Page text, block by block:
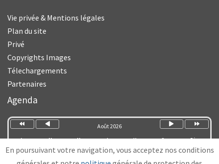
Vie privée & Mentions légales
Plan du site
Privé
Copyrights Images
Télechargements
Partenaires
Agenda
Année
Mois
Août 2026
Lun Mar Mer Jeu Ven Sam
Dim
1
2
En poursuivant votre navigation, vous acceptez nos conditions